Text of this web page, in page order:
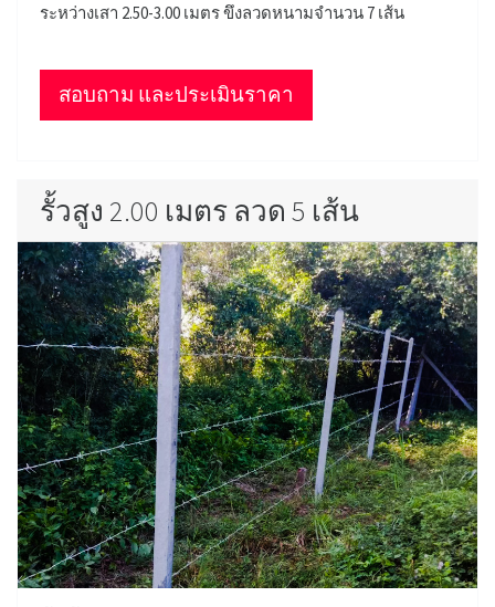
ระหว่างเสา 2.50-3.00 เมตร ขึงลวดหนามจำนวน 7 เส้น
สอบถาม และประเมินราคา
รั้วสูง 2.00 เมตร ลวด 5 เส้น